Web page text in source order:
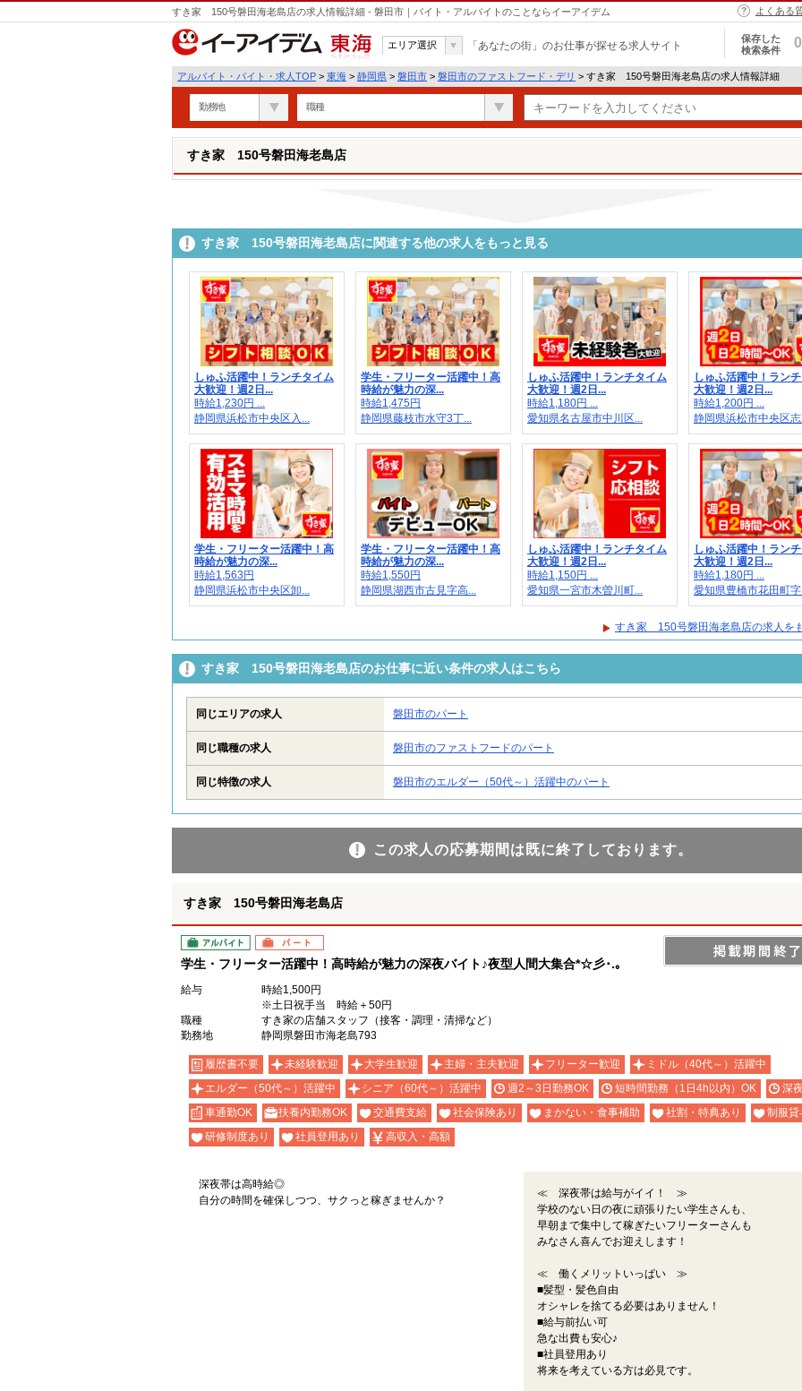
すき家 150号磐田海老島店の求人情報詳細 - 磐田市｜バイト・アルバイトのことならイーアイデム よくある
東海
エリア選択 「あなたの街」のお仕事が探せる求人サイト
保存した
検索条件
0
アルバイト・バイト・求人TOP > 東海 > 静岡県 > 磐田市 > 磐田市のファストフード・デリ > すき家 150号磐田海老島店の求人情報詳細
勤務地 職種
すき家 150号磐田海老島店
すき家 150号磐田海老島店に関連する他の求人をもっと見る
しゅふ活躍中！ランチタイム
大歓迎！週2日...
時給1,230円 ...
静岡県浜松市中央区入...
学生・フリーター活躍中！高
時給が魅力の深...
時給1,475円
静岡県藤枝市水守3丁...
しゅふ活躍中！ランチタイム
大歓迎！週2日...
時給1,180円 ...
愛知県名古屋市中川区...
しゅふ活躍中！ラン
大歓迎！週2日...
時給1,200円 ...
静岡県浜松市中央区
学生・フリーター活躍中！高
時給が魅力の深...
時給1,563円
静岡県浜松市中央区卸...
学生・フリーター活躍中！高
時給が魅力の深...
時給1,550円
静岡県湖西市古見字高...
しゅふ活躍中！ランチタイム
大歓迎！週2日...
時給1,150円 ...
愛知県一宮市木曽川町...
しゅふ活躍中！ラン
大歓迎！週2日...
時給1,180円 ...
愛知県豊橋市花田町
すき家 150号磐田海老島店の求人を
すき家 150号磐田海老島店のお仕事に近い条件の求人はこちら
同じエリアの求人 磐田市のパート
同じ職種の求人 磐田市のファストフードのパート
同じ特徴の求人 磐田市のエルダー（50代～）活躍中のパート
この求人の応募期間は既に終了しております。
すき家 150号磐田海老島店
アルバイト パート
学生・フリーター活躍中！高時給が魅力の深夜バイト♪夜型人間大集合*☆彡･.｡
給与
時給1,500円
※土日祝手当 時給＋50円
職種
すき家の店舗スタッフ（接客・調理・清掃など）
勤務地
静岡県磐田市海老島793
履歴書不要 未経験歓迎 大学生歓迎 主婦・主夫歓迎 フリーター歓迎
ミドル（40代～）活躍中
エルダー（50代～）活躍中
シニア（60代～）活躍中 週2～3日勤務OK 短時間勤務（1日4h以内）OK
深
車通勤OK
扶養内勤務OK 交通費支給 社会保険あり まかない・食事補助 社割・特典あり
制服貸
研修制度あり
社員登用あり 高収入・高額
深夜帯は高時給◎
自分の時間を確保しつつ、サクっと稼ぎませんか？
≪ 深夜帯は給与がイイ！ ≫
学校のない日の夜に頑張りたい学生さんも、
早朝まで集中して稼ぎたいフリーターさんも
みなさん喜んでお迎えします！
≪ 働くメリットいっぱい ≫
■髪型・髪色自由
オシャレを捨てる必要はありません！
■給与前払い可
急な出費も安心♪
■社員登用あり
将来を考えている方は必見です。